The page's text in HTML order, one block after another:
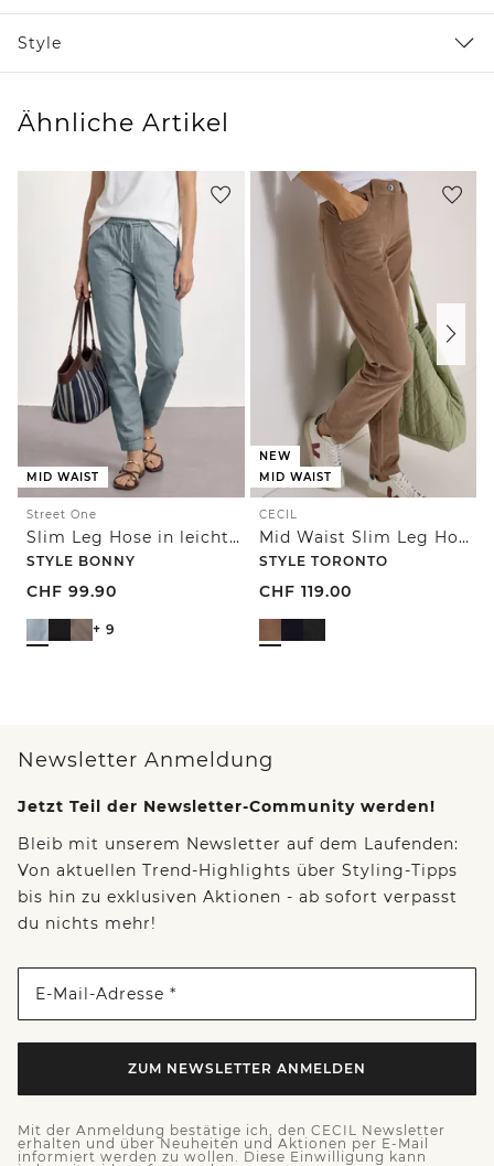
Style
Ähnliche Artikel
MID WAIST
Street One
Slim Leg Hose in leichter Qualität
STYLE BONNY
CHF 99.90
+ 9
NEW
MID WAIST
CECIL
Mid Waist Slim Leg Hose im Slim Fit
STYLE TORONTO
CHF 119.00
Newsletter Anmeldung
Jetzt Teil der Newsletter-Community werden!
Bleib mit unserem Newsletter auf dem Laufenden:
Von aktuellen Trend-Highlights über Styling-Tipps
bis hin zu exklusiven Aktionen - ab sofort verpasst
du nichts mehr!
E-Mail-Adresse *
ZUM NEWSLETTER ANMELDEN
Mit der Anmeldung bestätige ich, den CECIL Newsletter
erhalten und über Neuheiten und Aktionen per E-Mail
informiert werden zu wollen. Diese Einwilligung kann